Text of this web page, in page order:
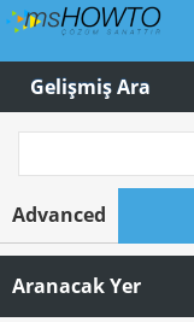
Gelişmiş Ara
Advanced
Aranacak Yer